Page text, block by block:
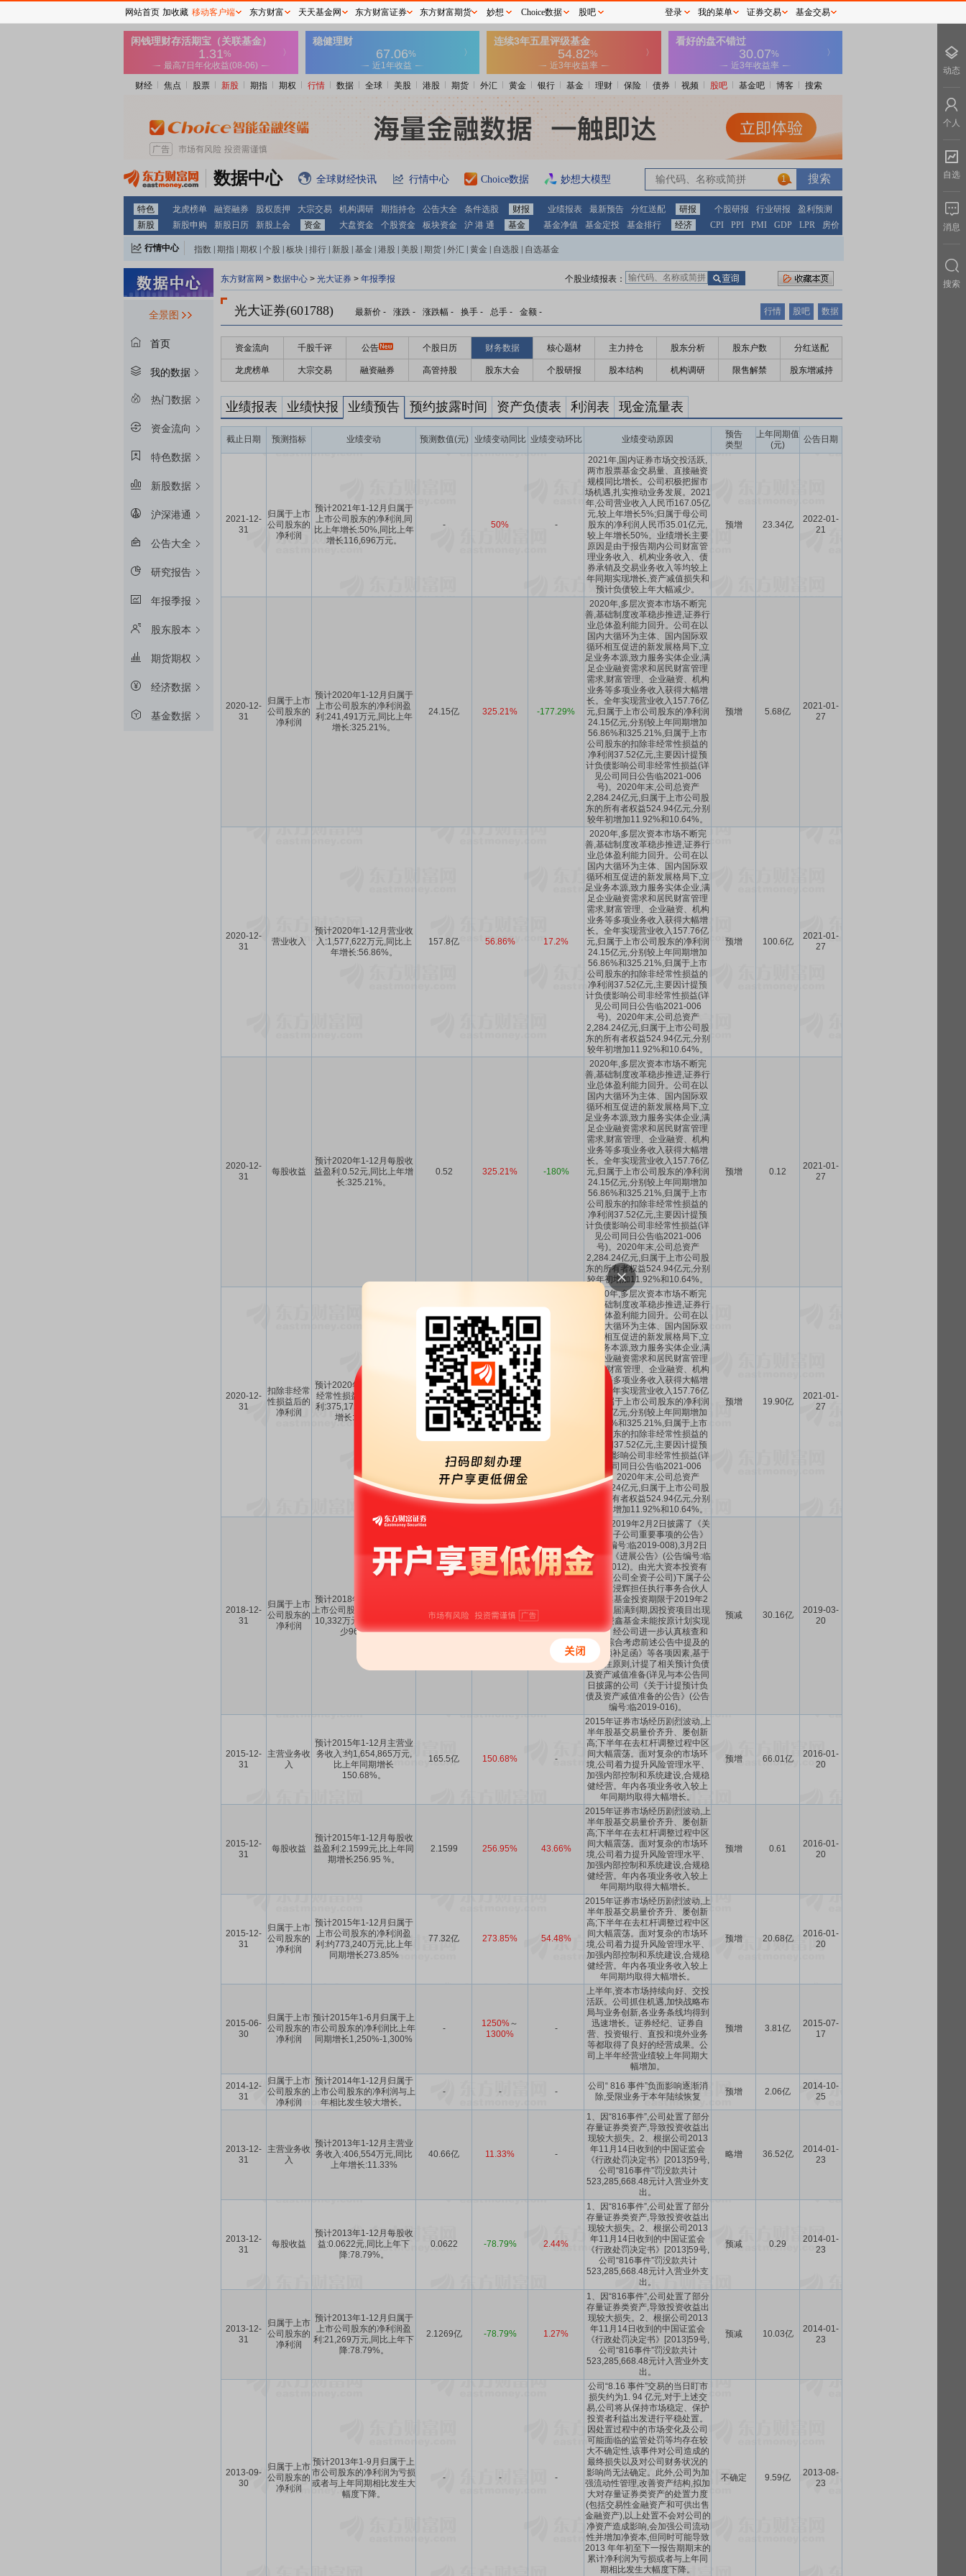
财经 焦点 股票 新股 期指 期权 行情 数据 全球 美股 港股 期货 外汇 黄金 银行 基金 理财 保险 债券 视频 股吧 基金吧 博客 搜索
数据中心 全球财经快讯 行情中心 Choice数据 妙想大模型 1
特色 龙虎榜单 融资融券 股权质押 大宗交易 机构调研 期指持仓 公告大全 条件选股 财报 业绩报表 最新预告 分红送配 研报 个股研报 行业研报
盈利预测
新股
新股申购 新股日历 新股上会 资金 大盘资金 个股资金 板块资金 沪 港 通 基金 基金净值 基金定投 基金排行 经济 CPI PPI PMI GDP LPR 房价
行情中心 指数 期指 期权 个股 板块 排行 新股 基金 港股 美股 期货 外汇 黄金 自选股 自选基金
全景图
首页
我的数据
热门数据
资金流向
特色数据
新股数据
沪深港通
公告大全
研究报告
年报季报
股东股本
期货期权
经济数据
基金数据
东方财富网 > 数据中心 > 光大证券 > 年报季报 个股业绩报表：
光大证券(601788) 最新价 - 涨跌 - 涨跌幅 - 换手 - 总手 - 金额 - 行情 股吧 数据
资金流向 千股千评 公告 个股日历 财务数据 核心题材 主力持仓 股东分析 股东户数 分红送配
龙虎榜单 大宗交易 融资融券 高管持股 股东大会 个股研报 股本结构 机构调研 限售解禁 股东增减持
业绩报表 业绩快报 业绩预告 预约披露时间 资产负债表 利润表 现金流量表
截止日期 预测指标 业绩变动 预测数值(元) 业绩变动同比 业绩变动环比 业绩变动原因
预告
类型
上年同期值
(元)
公告日期
2021-12-
31
归属于上市
公司股东的
净利润
预计2021年1-12月归属于
上市公司股东的净利润,同
比上年增长:50%,同比上年
增长116,696万元。
- 50% -
2021年,国内证券市场交投活跃,
两市股票基金交易量、直接融资
规模同比增长。公司积极把握市
场机遇,扎实推动业务发展。2021
年,公司营业收入人民币167.05亿
元,较上年增长5%;归属于母公司
股东的净利润人民币35.01亿元,
较上年增长50%。业绩增长主要
原因是由于报告期内公司财富管
理业务收入、机构业务收入、债
券承销及交易业务收入等均较上
年同期实现增长,资产减值损失和
预计负债较上年大幅减少。
预增 23.34亿
2022-01-
21
2020-12-
31
归属于上市
公司股东的
净利润
预计2020年1-12月归属于
上市公司股东的净利润盈
利:241,491万元,同比上年
增长:325.21%。
24.15亿 325.21% -177.29%
2020年,多层次资本市场不断完
善,基础制度改革稳步推进,证券行
业总体盈利能力回升。公司在以
国内大循环为主体、国内国际双
循环相互促进的新发展格局下,立
足业务本源,致力服务实体企业,满
足企业融资需求和居民财富管理
需求,财富管理、企业融资、机构
业务等多项业务收入获得大幅增
长。全年实现营业收入157.76亿
元,归属于上市公司股东的净利润
24.15亿元,分别较上年同期增加
56.86%和325.21%,归属于上市
公司股东的扣除非经常性损益的
净利润37.52亿元,主要因计提预
计负债影响公司非经常性损益(详
见公司同日公告临2021-006
号)。2020年末,公司总资产
2,284.24亿元,归属于上市公司股
东的所有者权益524.94亿元,分别
较年初增加11.92%和10.64%。
预增 5.68亿
2021-01-
27
2020-12-
31
营业收入
预计2020年1-12月营业收
入:1,577,622万元,同比上
年增长:56.86%。
157.8亿 56.86% 17.2%
2020年,多层次资本市场不断完
善,基础制度改革稳步推进,证券行
业总体盈利能力回升。公司在以
国内大循环为主体、国内国际双
循环相互促进的新发展格局下,立
足业务本源,致力服务实体企业,满
足企业融资需求和居民财富管理
需求,财富管理、企业融资、机构
业务等多项业务收入获得大幅增
长。全年实现营业收入157.76亿
元,归属于上市公司股东的净利润
24.15亿元,分别较上年同期增加
56.86%和325.21%,归属于上市
公司股东的扣除非经常性损益的
净利润37.52亿元,主要因计提预
计负债影响公司非经常性损益(详
见公司同日公告临2021-006
号)。2020年末,公司总资产
2,284.24亿元,归属于上市公司股
东的所有者权益524.94亿元,分别
较年初增加11.92%和10.64%。
预增 100.6亿
2021-01-
27
2020-12-
31
每股收益
预计2020年1-12月每股收
益盈利:0.52元,同比上年增
长:325.21%。
0.52 325.21% -180%
2020年,多层次资本市场不断完
善,基础制度改革稳步推进,证券行
业总体盈利能力回升。公司在以
国内大循环为主体、国内国际双
循环相互促进的新发展格局下,立
足业务本源,致力服务实体企业,满
足企业融资需求和居民财富管理
需求,财富管理、企业融资、机构
业务等多项业务收入获得大幅增
长。全年实现营业收入157.76亿
元,归属于上市公司股东的净利润
24.15亿元,分别较上年同期增加
56.86%和325.21%,归属于上市
公司股东的扣除非经常性损益的
净利润37.52亿元,主要因计提预
计负债影响公司非经常性损益(详
见公司同日公告临2021-006
号)。2020年末,公司总资产
2,284.24亿元,归属于上市公司股
东的所有者权益524.94亿元,分别
较年初增加11.92%和10.64%。
预增 0.12
2021-01-
27
2020-12-
31
扣除非经常
性损益后的
净利润
预计2020年1-12月扣除非
经常性损益后的净利润盈
利:375,172万元,同比上年
增长:88.52%。
37.52亿 88.52% -47.41%
2020年,多层次资本市场不断完
善,基础制度改革稳步推进,证券行
业总体盈利能力回升。公司在以
国内大循环为主体、国内国际双
循环相互促进的新发展格局下,立
足业务本源,致力服务实体企业,满
足企业融资需求和居民财富管理
需求,财富管理、企业融资、机构
业务等多项业务收入获得大幅增
长。全年实现营业收入157.76亿
元,归属于上市公司股东的净利润
24.15亿元,分别较上年同期增加
56.86%和325.21%,归属于上市
公司股东的扣除非经常性损益的
净利润37.52亿元,主要因计提预
计负债影响公司非经常性损益(详
见公司同日公告临2021-006
号)。2020年末,公司总资产
2,284.24亿元,归属于上市公司股
东的所有者权益524.94亿元,分别
较年初增加11.92%和10.64%。
预增 19.90亿
2021-01-
27
2018-12-
31
归属于上市
公司股东的
净利润
预计2018年1-12月归属于
上市公司股东的净利润盈利
10,332万元,比上年同期减
少96.60%。
1.0332亿 -96.6%
公司于2019年2月2日披露了《关
于全资子公司重要事项的公告》
(公告编号:临2019-008),3月2日
披露了《进展公告》(公告编号:临
2019-012)。由光大资本投资有
限公司(公司全资子公司)下属子公
司光大浸辉担任执行事务合伙人
的浸鑫基金投资期限于2019年2
月25日届满到期,因投资项目出现
风险,浸鑫基金未能按原计划实现
退出。经公司进一步认真核查和
评估,综合考虑前述公告中提及的
《差额补足函》等各项因素,基于
谨慎性原则,计提了相关预计负债
及资产减值准备(详见与本公告同
日披露的公司《关于计提预计负
债及资产减值准备的公告》(公告
编号:临2019-016)。
预减 30.16亿
2019-03-
20
2015-12-
31
主营业务收
入
预计2015年1-12月主营业
务收入:约1,654,865万元,
比上年同期增长
150.68%。
165.5亿 150.68% -
2015年证券市场经历剧烈波动,上
半年股基交易量价齐升、屡创新
高;下半年在去杠杆调整过程中区
间大幅震荡。面对复杂的市场环
境,公司着力提升风险管理水平、
加强内部控制和系统建设,合规稳
健经营。年内各项业务收入较上
年同期均取得大幅增长。
预增 66.01亿
2016-01-
20
2015-12-
31
每股收益
预计2015年1-12月每股收
益盈利:2.1599元,比上年同
期增长256.95 %。
2.1599 256.95% 43.66%
2015年证券市场经历剧烈波动,上
半年股基交易量价齐升、屡创新
高;下半年在去杠杆调整过程中区
间大幅震荡。面对复杂的市场环
境,公司着力提升风险管理水平、
加强内部控制和系统建设,合规稳
健经营。年内各项业务收入较上
年同期均取得大幅增长。
预增 0.61
2016-01-
20
2015-12-
31
归属于上市
公司股东的
净利润
预计2015年1-12月归属于
上市公司股东的净利润盈
利:约773,240万元,比上年
同期增长273.85%
77.32亿 273.85% 54.48%
2015年证券市场经历剧烈波动,上
半年股基交易量价齐升、屡创新
高;下半年在去杠杆调整过程中区
间大幅震荡。面对复杂的市场环
境,公司着力提升风险管理水平、
加强内部控制和系统建设,合规稳
健经营。年内各项业务收入较上
年同期均取得大幅增长。
预增 20.68亿
2016-01-
20
2015-06-
30
归属于上市
公司股东的
净利润
预计2015年1-6月归属于上
市公司股东的净利润比上年
同期增长1,250%-1,300%
- 1250%～
1300%
-
上半年,资本市场持续向好、交投
活跃。公司抓住机遇,加快战略布
局与业务创新,各业务条线均得到
迅速增长。证券经纪、证券自
营、投资银行、直投和境外业务
等都取得了良好的经营成果。公
司上半年经营业绩较上年同期大
幅增加。
预增 3.81亿
2015-07-
17
2014-12-
31
归属于上市
公司股东的
净利润
预计2014年1-12月归属于
上市公司股东的净利润与上
年相比发生较大增长。
- - -
公司“ 816 事件”负面影响逐渐消
除,受限业务于本年陆续恢复
预增 2.06亿
2014-10-
25
2013-12-
31
主营业务收
入
预计2013年1-12月主营业
务收入:406,554万元,同比
上年增长:11.33%
40.66亿 11.33% -
1、因“816事件”,公司处置了部分
存量证券类资产,导致投资收益出
现较大损失。2、根据公司2013
年11月14日收到的中国证监会
《行政处罚决定书》[2013]59号,
公司“816事件”罚没款共计
523,285,668.48元计入营业外支
出。
略增 36.52亿
2014-01-
23
2013-12-
31
每股收益
预计2013年1-12月每股收
益:0.0622元,同比上年下
降:78.79%。
0.0622 -78.79% 2.44%
1、因“816事件”,公司处置了部分
存量证券类资产,导致投资收益出
现较大损失。2、根据公司2013
年11月14日收到的中国证监会
《行政处罚决定书》[2013]59号,
公司“816事件”罚没款共计
523,285,668.48元计入营业外支
出。
预减 0.29
2014-01-
23
2013-12-
31
归属于上市
公司股东的
净利润
预计2013年1-12月归属于
上市公司股东的净利润盈
利:21,269万元,同比上年下
降:78.79%。
2.1269亿 -78.79% 1.27%
1、因“816事件”,公司处置了部分
存量证券类资产,导致投资收益出
现较大损失。2、根据公司2013
年11月14日收到的中国证监会
《行政处罚决定书》[2013]59号,
公司“816事件”罚没款共计
523,285,668.48元计入营业外支
出。
预减 10.03亿
2014-01-
23
2013-09-
30
归属于上市
公司股东的
净利润
预计2013年1-9月归属于上
市公司股东的净利润为亏损
或者与上年同期相比发生大
幅度下降。
- - -
公司“8.16 事件”交易的当日盯市
损失约为1. 94 亿元,对于上述交
易,公司将从保持市场稳定、保护
投资者利益出发进行平稳处置。
因处置过程中的市场变化及公司
可能面临的监管处罚等均存在较
大不确定性,该事件对公司造成的
最终损失以及对公司财务状况的
影响尚无法确定。此外,公司为加
强流动性管理,改善资产结构,拟加
大对存量证券类资产的处置力度
(包括交易性金融资产和可供出售
金融资产),以上处置不会对公司的
净资产造成影响,会加强公司流动
性并增加净资本,但同时可能导致
2013 年年初至下一报告期期末的
累计净利润为亏损或者与上年同
期相比发生大幅度下降。
不确定 9.59亿
2013-08-
23
网站首页 加收藏 移动客户端 东方财富 天天基金网 东方财富证券 东方财富期货 妙想 Choice数据 股吧 登录 我的菜单 证券交易 基金交易
动态
个人
自选
消息
搜索